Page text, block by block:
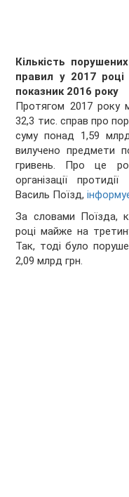
Кількість
правил у 2017
показник 2016 року
Протягом 2017
32,3 тис. справ про
суму понад 1,59
вилучено предмети
гривень. Про це
організації
Василь Поїзд,
За словами Поїзда,
році майже на
Так, тоді було
2,09 млрд грн.